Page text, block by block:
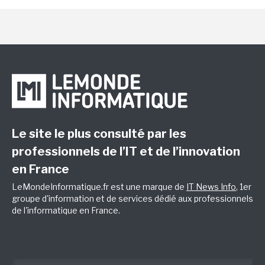
Le site le plus consulté par les
professionnels de l’IT et de l’innovation
en France
LeMondeInformatique.fr est une marque de IT News Info, 1er
groupe d'information et de services dédié aux professionnels
de l'informatique en France.